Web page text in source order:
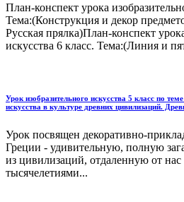
План-конспект урока
Тема:(Конструкция и декор
Русская прялка)План-конспект
искусства 6 класс. Тема:(Линия и
Урок изобразительного искусства 5 класс по
искусства в культуре древних цивилизаций.
Урок посвящен декоративно-
Греции - удивительную, полную
из цивилизаций, отдаленную от нас
тысячелетиями...